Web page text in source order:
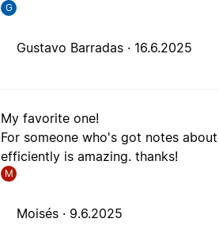
G
Gustavo Barradas · 16.6.2025
My favorite one!
For someone who's got notes
efficiently is amazing. thanks!
M
Moisés · 9.6.2025